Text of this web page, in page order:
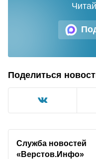
Поделиться
Служба новостей
«Верстов.Инфо»